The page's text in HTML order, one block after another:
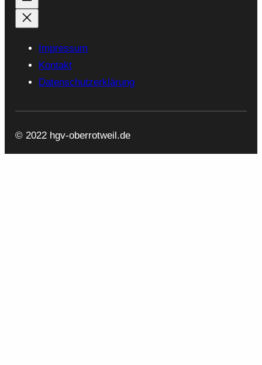
Impressum
Kontakt
Datenschutzerklärung
© 2022 hgv-oberrotweil.de